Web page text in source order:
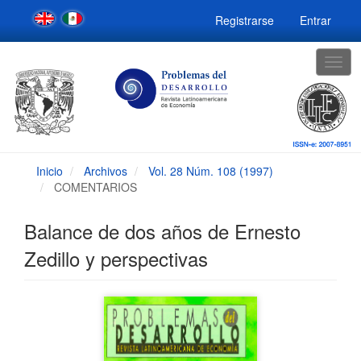
Navegación
principal
Contenido
Barra
lateral
Registrarse Entrar
Inicio Archivos
Vol. 28 Núm. 108 (1997)
COMENTARIOS
Balance de dos años de Ernesto
Zedillo y perspectivas